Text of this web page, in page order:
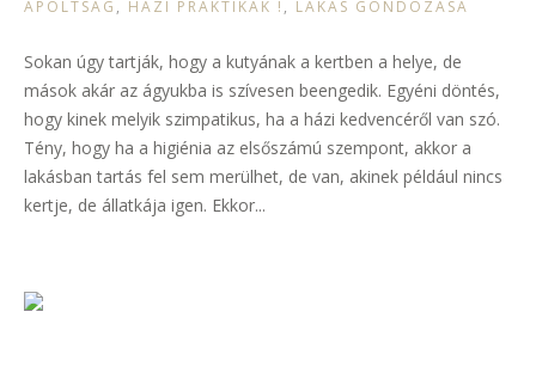
ÁPOLTSÁG , HÁZI PRAKTIKÁK ! , LAKÁS GONDOZÁSA
Sokan úgy tartják, hogy a kutyának a kertben a helye, de
mások akár az ágyukba is szívesen beengedik. Egyéni döntés,
hogy kinek melyik szimpatikus, ha a házi kedvencéről van szó.
Tény, hogy ha a higiénia az elsőszámú szempont, akkor a
lakásban tartás fel sem merülhet, de van, akinek például nincs
kertje, de állatkája igen. Ekkor...